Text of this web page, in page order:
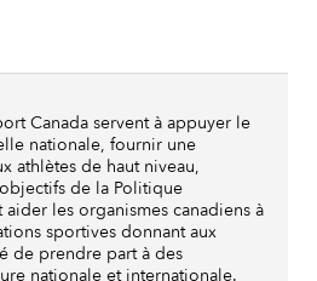
Canada servent à appuyer le
nationale, fournir une
athlètes de haut niveau,
de la Politique
les organismes canadiens à
sportives donnant aux
de prendre part à des
nationale et internationale.